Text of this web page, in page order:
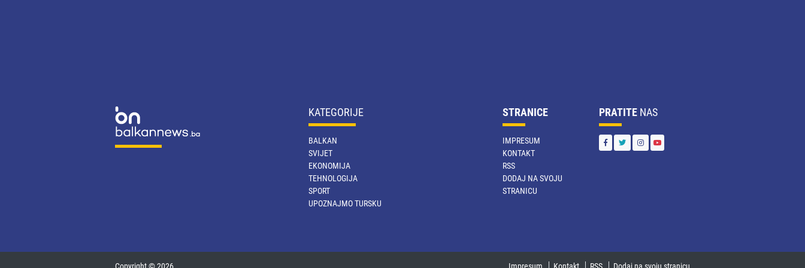
KATEGORIJE
BALKAN
SVIJET
EKONOMIJA
TEHNOLOGIJA
SPORT
UPOZNAJMO TURSKU
STRANICE
IMPRESUM
KONTAKT
RSS
DODAJ NA SVOJU
STRANICU
PRATITE NAS